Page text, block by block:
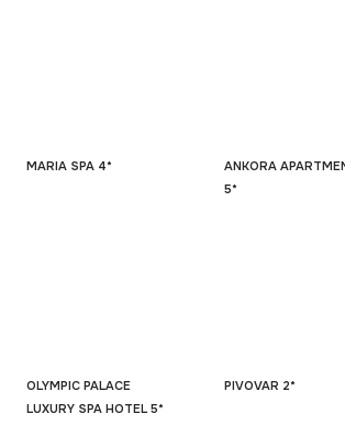
MARIA SPA 4*
ANKORA
5*
OLYMPIC PALACE
LUXURY SPA HOTEL 5*
PIVOVAR 2*